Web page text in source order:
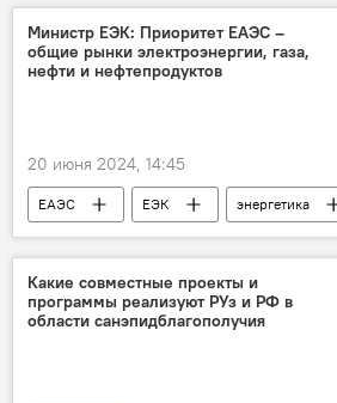
Министр ЕЭК: Приоритет ЕАЭС –
общие рынки электроэнергии, газа,
нефти и нефтепродуктов
20 июня 2024, 14:45
ЕАЭС ЕЭК
энергетика
газ
Нефть
нефтепродукты
Какие совместные проекты и
программы реализуют РУз и РФ в
области санэпидблагополучия